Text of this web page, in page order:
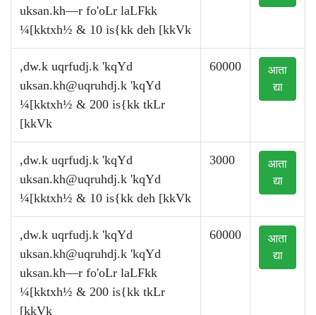
uksan.kh—r fo'oLr laLFkk
¼[kktxh½ & 10 is{kk deh [kkVk
,dw.k uqrfudj.k 'kqYd
uksan.kh@uqruhdj.k 'kqYd
¼[kktxh½ & 200 is{kk tkLr
[kkVk
60000
आता
द्या
,dw.k uqrfudj.k 'kqYd
uksan.kh@uqruhdj.k 'kqYd
¼[kktxh½ & 10 is{kk deh [kkVk
3000
आता
द्या
,dw.k uqrfudj.k 'kqYd
uksan.kh@uqruhdj.k 'kqYd
uksan.kh—r fo'oLr laLFkk
¼[kktxh½ & 200 is{kk tkLr
[kkVk
60000
आता
द्या